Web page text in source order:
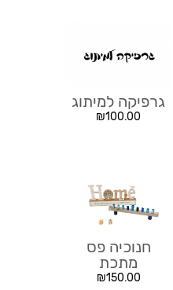
גרפיקה למיתוג
₪100.00
חנוכיה פס
מתכת
₪150.00